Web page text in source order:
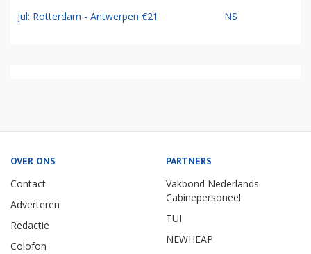
Jul: Rotterdam - Antwerpen €21 NS
OVER ONS
Contact
Adverteren
Redactie
Colofon
PARTNERS
Vakbond Nederlands
Cabinepersoneel
TUI
NEWHEAP